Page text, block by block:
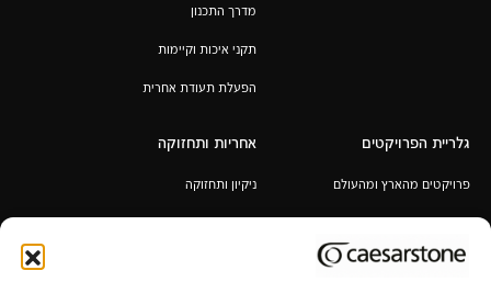
מדרך התכנון
תקני איכות וקיימות
הפעלת תעודת אחרית
גלריית הפרויקטים
פרויקטים מהארץ ומהעולם
אחריות ותחזוקה
ניקיון ותחזוקה
אחריות לכל החיים